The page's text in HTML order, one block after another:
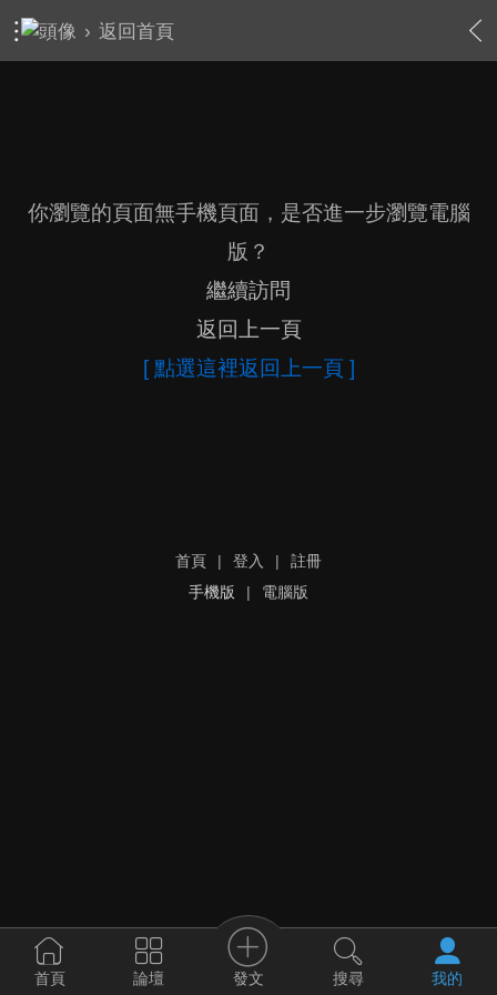
› 返回首頁
你瀏覽的頁面無手機頁面，是否進一步瀏覽電腦
版？
繼續訪問
返回上一頁
[ 點選這裡返回上一頁 ]
首頁 | 登入 |
註冊
手機版
| 電腦版
首頁 論壇 發文 搜尋 我的